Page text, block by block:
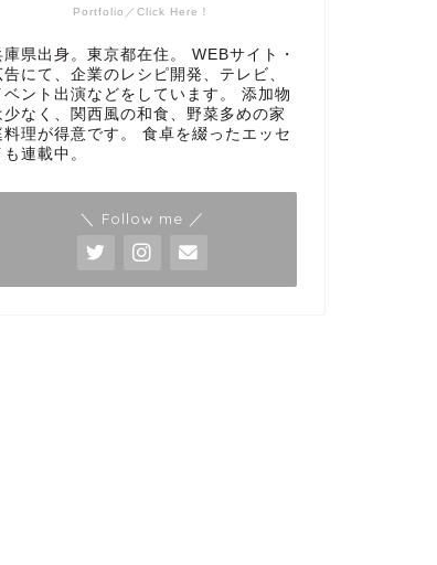
Portfolio／Click Here！
庫県出身。東京都在住。 WEBサイト・
告にて、企業のレシピ開発、テレビ、
ベント出演などをしています。 添加物
少なく、関西風の和食、野菜多めの家
料理が得意です。 食卓を綴ったエッセ
も連載中。
＼ Follow me ／